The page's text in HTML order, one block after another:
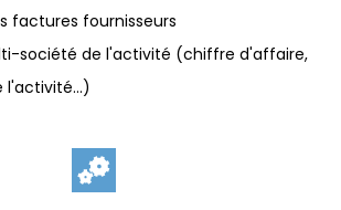
factures fournisseurs
société de l'activité (chiffre d'affaire,
l'activité...)